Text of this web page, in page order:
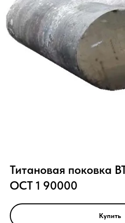
Титановая поковка
ОСТ 1 90000
Купить